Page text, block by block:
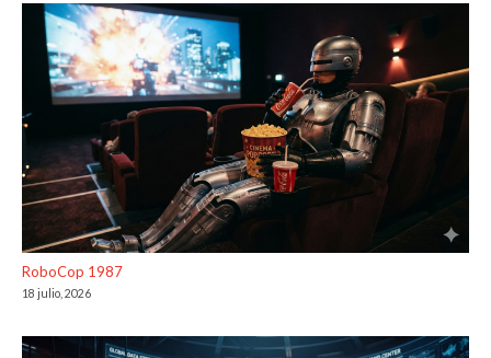
RoboCop 1987
18 julio, 2026